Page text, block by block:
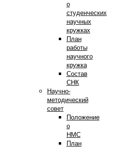
о
студенческих
научных
кружках
План
работы
научного
кружка
Состав
СНК
Научно-
методический
совет
Положение
о
НМС
План